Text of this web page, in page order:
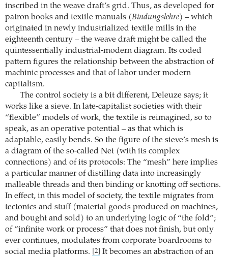
inscribed in the weave draft’s grid. Thus, as developed for
patron books and textile manuals (Bindungslehre) – which
originated in newly industrialized textile mills in the
eighteenth century – the weave draft might be called the
quintessentially industrial-modern diagram. Its coded
pattern figures the relationship between the abstraction of
machinic processes and that of labor under modern
capitalism.
The control society is a bit different, Deleuze says; it
works like a sieve. In late-capitalist societies with their
“flexible” models of work, the textile is reimagined, so to
speak, as an operative potential – as that which is
adaptable, easily bends. So the figure of the sieve’s mesh is
a diagram of the so-called Net (with its complex
connections) and of its protocols: The “mesh” here implies
a particular manner of distilling data into increasingly
malleable threads and then binding or knotting off sections.
In effect, in this model of society, the textile migrates from
tectonics and stuff (material goods produced on machines,
and bought and sold) to an underlying logic of “the fold”;
of “infinite work or process” that does not finish, but only
ever continues, modulates from corporate boardrooms to
social media platforms.
[2]
It becomes an abstraction of an